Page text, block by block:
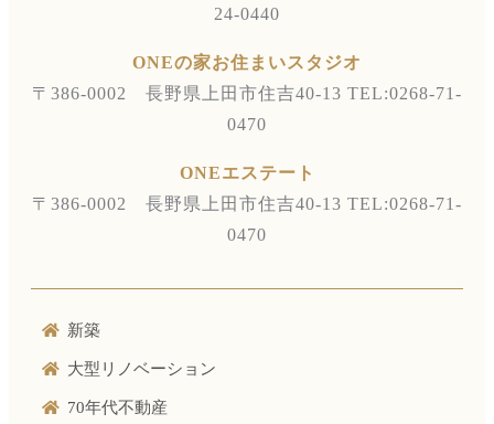
24-0440
ONEの家お住まいスタジオ
〒386-0002 長野県上田市住吉40-13 TEL:0268-71-
0470
ONEエステート
〒386-0002 長野県上田市住吉40-13 TEL:0268-71-
0470
新築
大型リノベーション
70年代不動産